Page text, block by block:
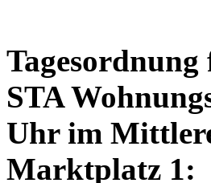
STA
Uhr im
Marktplatz 1: